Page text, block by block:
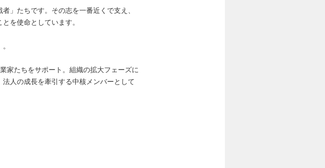
」たちです。その志を一番近くで支え、
を使命としています。
家たちをサポート。組織の拡大フェーズに
人の成長を牽引する中核メンバーとして